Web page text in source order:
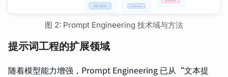
图 2: Prompt Engineering 技术域与方法
提示词工程的扩展领域
随着模型能力增强，Prompt Engineering 已从“文本提